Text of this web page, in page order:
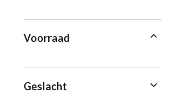
Voorraad
Geslacht